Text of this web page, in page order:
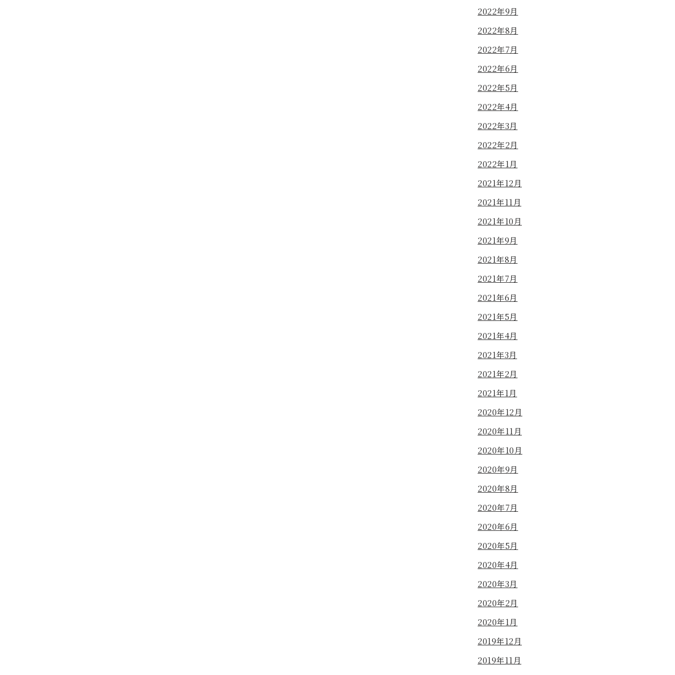
2022年9月
2022年8月
2022年7月
2022年6月
2022年5月
2022年4月
2022年3月
2022年2月
2022年1月
2021年12月
2021年11月
2021年10月
2021年9月
2021年8月
2021年7月
2021年6月
2021年5月
2021年4月
2021年3月
2021年2月
2021年1月
2020年12月
2020年11月
2020年10月
2020年9月
2020年8月
2020年7月
2020年6月
2020年5月
2020年4月
2020年3月
2020年2月
2020年1月
2019年12月
2019年11月